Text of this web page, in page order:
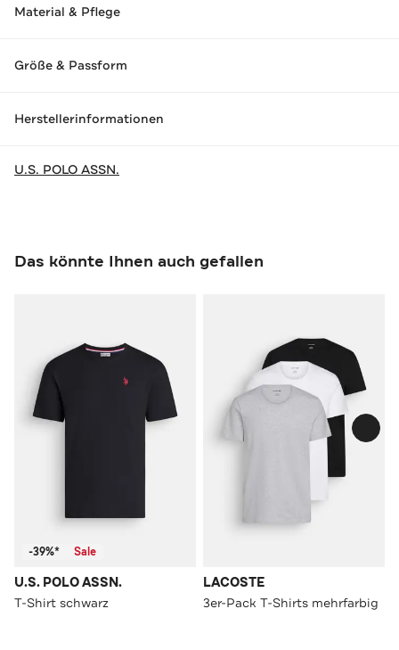
Material & Pflege
Größe & Passform
Herstellerinformationen
U.S. POLO ASSN.
Das könnte Ihnen auch gefallen
-39%* Sale
U.S. POLO ASSN.
T-Shirt schwarz
LACOSTE
3er-Pack T-Shirts mehrfarbig